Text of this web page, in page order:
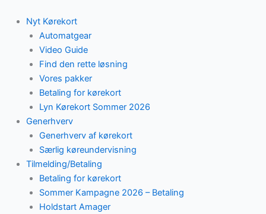
content
Nyt Kørekort
Automatgear
Video Guide
Find den rette løsning
Vores pakker
Betaling for kørekort
Lyn Kørekort Sommer 2026
Generhverv
Generhverv af kørekort
Særlig køreundervisning
Tilmelding/Betaling
Betaling for kørekort
Sommer Kampagne 2026 – Betaling
Holdstart Amager